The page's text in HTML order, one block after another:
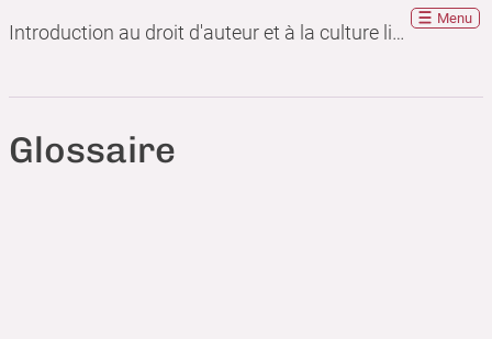
Introduction au droit d'auteur et à la culture libre
Menu
Glossaire